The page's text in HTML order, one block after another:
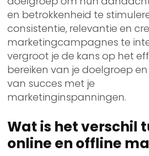
en betrokkenheid te
consistentie, relevantie en
marketingcampagnes te
vergroot je de kans op het
bereiken van je doelgroep
van succes met je
marketinginspanningen.
Wat is het verschil
online en offline